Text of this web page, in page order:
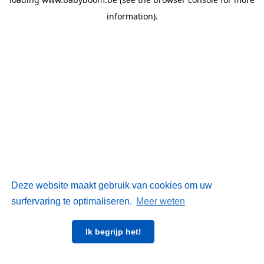
Deze website maakt gebruik van cookies om uw
surfervaring te optimaliseren. Meer weten
Ik begrijp het!
information).